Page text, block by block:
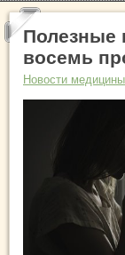
Полезные
восемь
Новости медицины